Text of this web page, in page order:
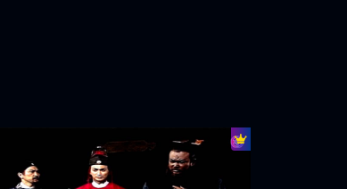
งพี่สาวหวังต๊ะ โดยนำไปให้ช่างตีเหล็กดู สิ่งหนึ่งที่เขา
าลต่างก็เกทับกันและกันฝ่ายตัวปลอมก็ทวงบุญคุณว่า
ริงนั้นเสเพล ติดการพนันจนนักเลงตามมาทำร้ายหวัง
บเงินอีก 1500 ตำลึง ฝ่ายจั่นเจาตามรอยหวังเจียวพี่